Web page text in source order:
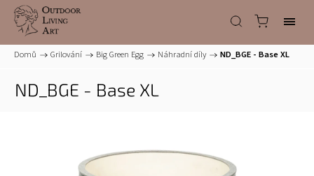
Domů / Grilování / Big Green Egg / Náhradní díly / ND_BGE - Base XL
ND_BGE - Base XL